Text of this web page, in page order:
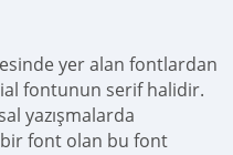
yer alan fontlardan
fontunun serif halidir.
yazışmalarda
bir font olan bu font